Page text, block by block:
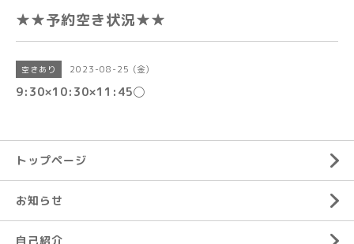
★★予約空き状況★★
空きあり 2023-08-25 (金)
9:30×10:30×11:45◯
トップページ
お知らせ
自己紹介